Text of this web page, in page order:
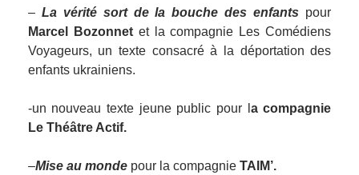
– La vérité sort de la bouche des enfants pour
Marcel Bozonnetet la compagnie Les Comédiens
Voyageurs, un texte consacré à la déportation des
enfants ukrainiens.
-un nouveau texte jeune public pour l a compagnie
Le Théâtre Actif.
–Mise au mondepour la compagnie TAIM’.